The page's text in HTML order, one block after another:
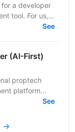
for a developer
tool. For us,
write...
See
(AI-First)
proptech
platform
generating...See
→